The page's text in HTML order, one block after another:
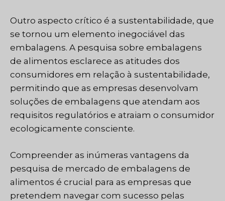
Outro aspecto crítico é a sustentabilidade, que
se tornou um elemento inegociável das
embalagens. A pesquisa sobre embalagens
de alimentos esclarece as atitudes dos
consumidores em relação à sustentabilidade,
permitindo que as empresas desenvolvam
soluções de embalagens que atendam aos
requisitos regulatórios e atraiam o consumidor
ecologicamente consciente.
Compreender as inúmeras vantagens da
pesquisa de mercado de embalagens de
alimentos é crucial para as empresas que
pretendem navegar com sucesso pelas